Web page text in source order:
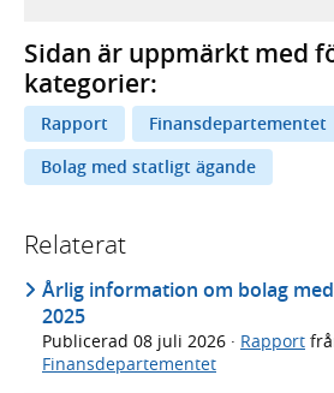
Sidan är uppmärkt med
kategorier:
Rapport
Finansdepartementet
Bolag med statligt ägande
Relaterat
Årlig information om bolag
2025
Publicerad 08 juli 2026 · Rapport
Finansdepartementet